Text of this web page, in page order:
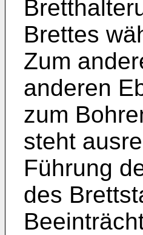
Brettes
Zum
anderen
zum
steht
Führung
des